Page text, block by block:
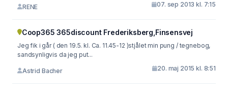
RENE 07. sep 2013 kl. 7:15
Coop365 365discount Frederiksberg,Finsensvej
Jeg fik i går ( den 19.5. kl. Ca. 11.45-12 )stjålet min pung / tegnebog,
sandsynligvis da jeg put...
Astrid Bacher 20. maj 2015 kl. 8:51